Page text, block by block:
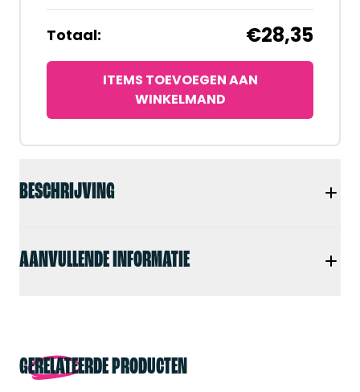
BESCHRIJVING
AANVULLENDE INFORMATIE
Totaal: €28,35
ITEMS TOEVOEGEN AAN
WINKELMAND
GERELATEERDE PRODUCTEN